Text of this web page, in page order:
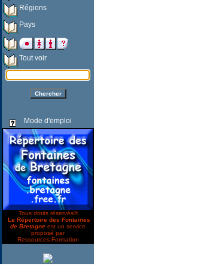
Régions
Pays
Tout voir
Mode d'emploi
Tous droits réservés©
Le Répertoire des Fontaines
de Bretagne est un service
proposé par
Ressources-Formation